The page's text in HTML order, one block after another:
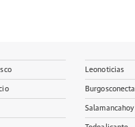
Leonoticias
Burgosconecta
Salamancahoy